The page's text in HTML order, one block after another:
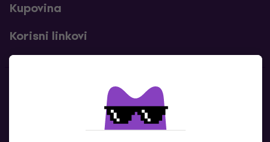
Kupovina
Korisni linkovi
Kontakti
Kontaktiraj nas